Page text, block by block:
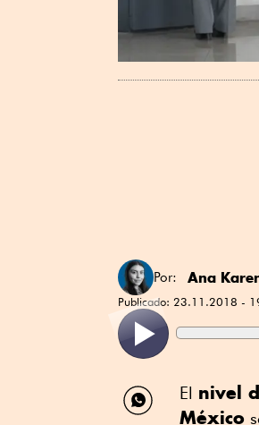
Por: Ana
Publicado: 23.11.2018 -
Compartir
por
El nivel
México